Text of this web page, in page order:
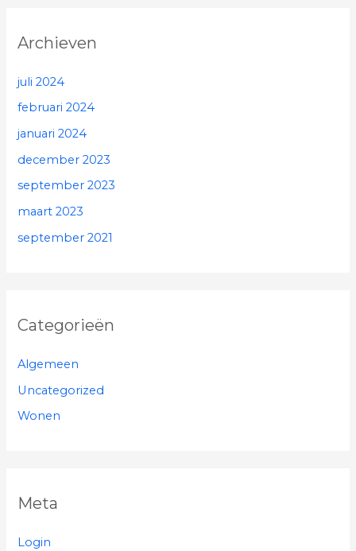
Archieven
juli 2024
februari 2024
januari 2024
december 2023
september 2023
maart 2023
september 2021
Categorieën
Algemeen
Uncategorized
Wonen
Meta
Login